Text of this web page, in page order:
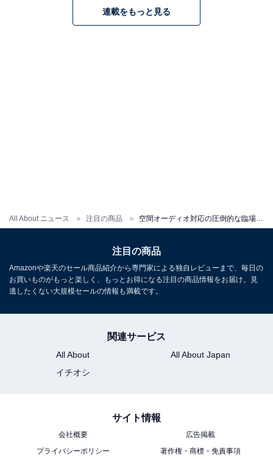
All About ニュース 注目の商品
Anker Soundcore Motion X600 (スペースグレー) 【空間
ー】
Amazonで見る
自宅にいながら極上の音響空間を作り出してくれる高音
質Bluetoothスピーカー。気になる人はぜひチェックして
連載をもっと見る
注目の商品
Amazonや楽天のセール商品紹介から専門家による独自レビューまで、毎日の
お買いものがもっと楽しく、もっとお得になる注目の商品情報をお届け。見
逃したくない大規模セールの情報も満載です。
関連サービス
All About
All About Japan
イチオシ
サイト情報
会社概要
広告掲載
プライバシーポリシー
著作権・商標・免責事項